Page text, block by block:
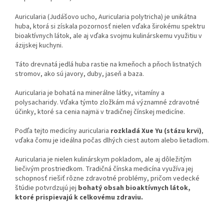
Auricularia (Judášovo ucho, Auricularia polytricha) je unikátna
huba, ktorá si získala pozornosť nielen vďaka širokému spektru
bioaktívnych látok, ale aj vďaka svojmu kulinárskemu využitiu v
ázijskej kuchyni.
Táto drevnatá jedlá huba rastie na kmeňoch a pňoch listnatých
stromov, ako sú javory, duby, jaseň a baza.
Auricularia je bohatá na minerálne látky, vitamíny a
polysacharidy. Vďaka týmto zložkám má významné zdravotné
účinky, ktoré sa cenia najmä v tradičnej čínskej medicíne.
Podľa tejto medicíny auricularia rozkladá Xue Yu (stázu krvi),
vďaka čomu je ideálna počas dlhých ciest autom alebo lietadlom.
Auricularia je nielen kulinárskym pokladom, ale aj dôležitým
liečivým prostriedkom. Tradičná čínska medicína využíva jej
schopnosť riešiť rôzne zdravotné problémy, pričom vedecké
štúdie potvrdzujú jej bohatý obsah bioaktívnych látok,
ktoré prispievajú k celkovému zdraviu.